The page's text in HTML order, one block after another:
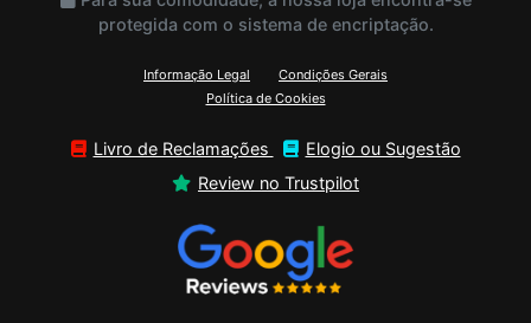
protegida com o sistema de encriptação.
Informação Legal
Condições Gerais
Política de Cookies
Livro de Reclamações
Elogio ou Sugestão
Review no Trustpilot